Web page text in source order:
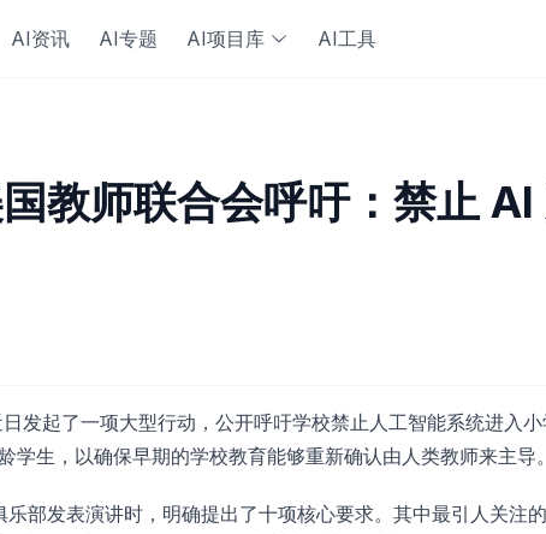
AI资讯 AI专题 AI项目库 AI工具
教师联合会呼吁：禁止
发起了一项大型行动，公开呼吁学校禁止人工智能系统进入
生，以确保早期的学校教育能够重新确认由人类教师来主导。
部发表演讲时，明确提出了十项核心要求。其中最引人关注